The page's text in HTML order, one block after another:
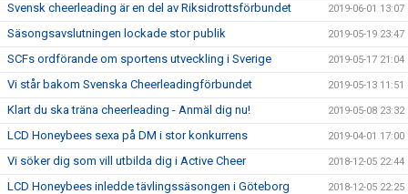
Svensk cheerleading är en del av Riksidrottsförbundet 2019-06-01 13:07
Säsongsavslutningen lockade stor publik 2019-05-19 23:47
SCFs ordförande om sportens utveckling i Sverige 2019-05-17 21:04
Vi står bakom Svenska Cheerleadingförbundet 2019-05-13 11:51
Klart du ska träna cheerleading - Anmäl dig nu! 2019-05-08 23:32
LCD Honeybees sexa på DM i stor konkurrens 2019-04-01 17:00
Vi söker dig som vill utbilda dig i Active Cheer 2018-12-05 22:44
LCD Honeybees inledde tävlingssäsongen i Göteborg 2018-12-05 22:25